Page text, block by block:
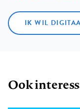
IK WIL
Ook